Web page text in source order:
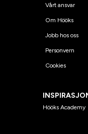
Vårt ansvar
Om Hööks
Jobb hos oss
Personvern
Cookies
Hööks Academy